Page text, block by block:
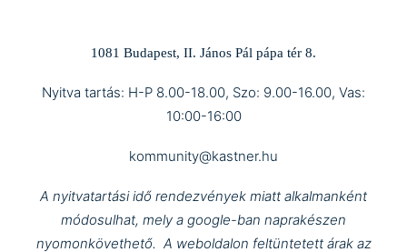
1081 Budapest, II. János Pál pápa tér 8.
Nyitva tartás: H-P 8.00-18.00, Szo: 9.00-16.00, Vas:
10:00-16:00
kommunity@kastner.hu
A nyitvatartási idő rendezvények miatt alkalmanként
módosulhat, mely a google-ban naprakészen
nyomonkövethető. A weboldalon feltüntetett árak az